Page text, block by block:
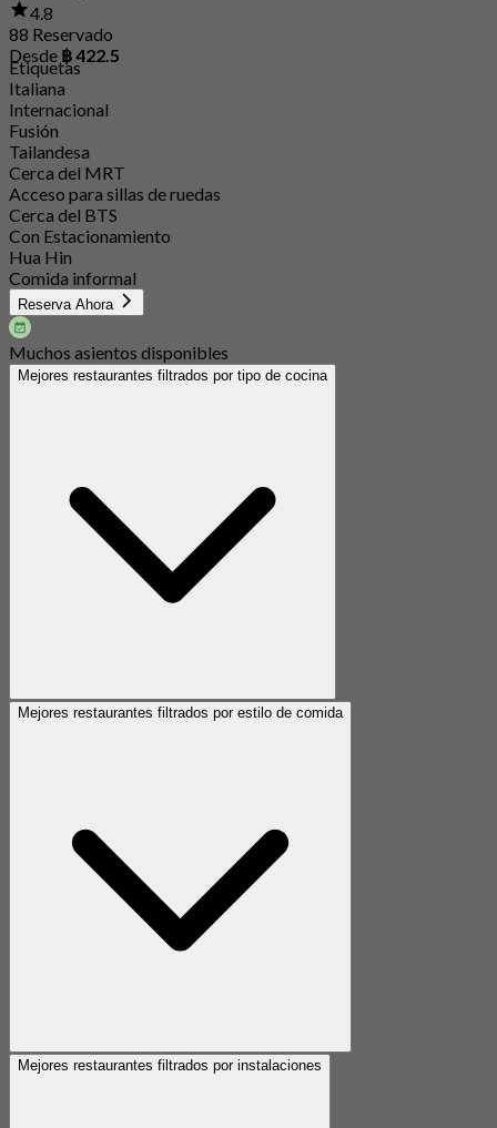
4.8
88 Reservado
Desde ฿ 422.5
Etiquetas
Italiana
Internacional
Fusión
Tailandesa
Cerca del MRT
Acceso para sillas de ruedas
Cerca del BTS
Con Estacionamiento
Hua Hin
Comida informal
Reserva Ahora
Muchos asientos disponibles
Mejores restaurantes filtrados por tipo de cocina
Mejores restaurantes filtrados por estilo de comida
Mejores restaurantes filtrados por instalaciones